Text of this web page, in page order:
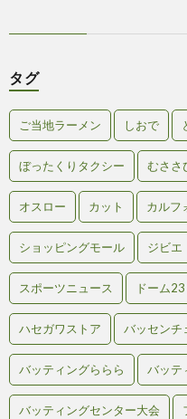
タグ
ご当地ラーメン しおで
ぼったくりタクシー むささ
オスロー カット カルフ
ショッピングモール ジビエ
スポーツニュース ドーム23
ハセガワストア バッセンチ
バッティングららら バッテ
バッティングセンター大会